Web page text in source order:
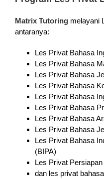
Matrix Tutoring melayani
antaranya:
Les Privat Bahasa
Les Privat Bahasa
Les Privat Bahasa
Les Privat Bahasa
Les Privat Bahasa
Les Privat Bahasa
Les Privat Bahasa
Les Privat Bahasa
Les Privat Bahasa
(BIPA)
Les Privat
dan les privat